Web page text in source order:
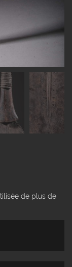
de plus de